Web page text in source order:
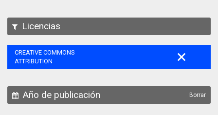
Licencias
CREATIVE COMMONS
ATTRIBUTION
Año de publicación Borrar